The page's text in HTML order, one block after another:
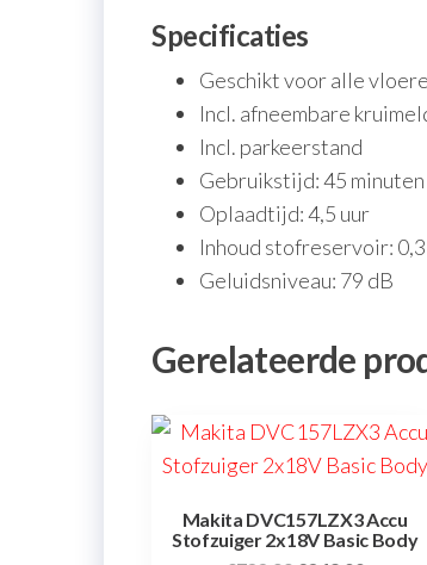
Specificaties
Geschikt voor alle
Incl. afneembare
Incl. parkeerstand
Gebruikstijd: 45 minuten
Oplaadtijd: 4,5 uur
Inhoud stofreservoir:
Geluidsniveau: 79 dB
Gerelateerde
Makita DVC157LZX3 Accu
Stofzuiger 2x18V Basic Body